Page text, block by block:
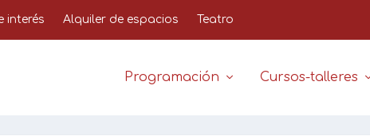
interés Alquiler de espacios Teatro
Programación Cursos-talleres